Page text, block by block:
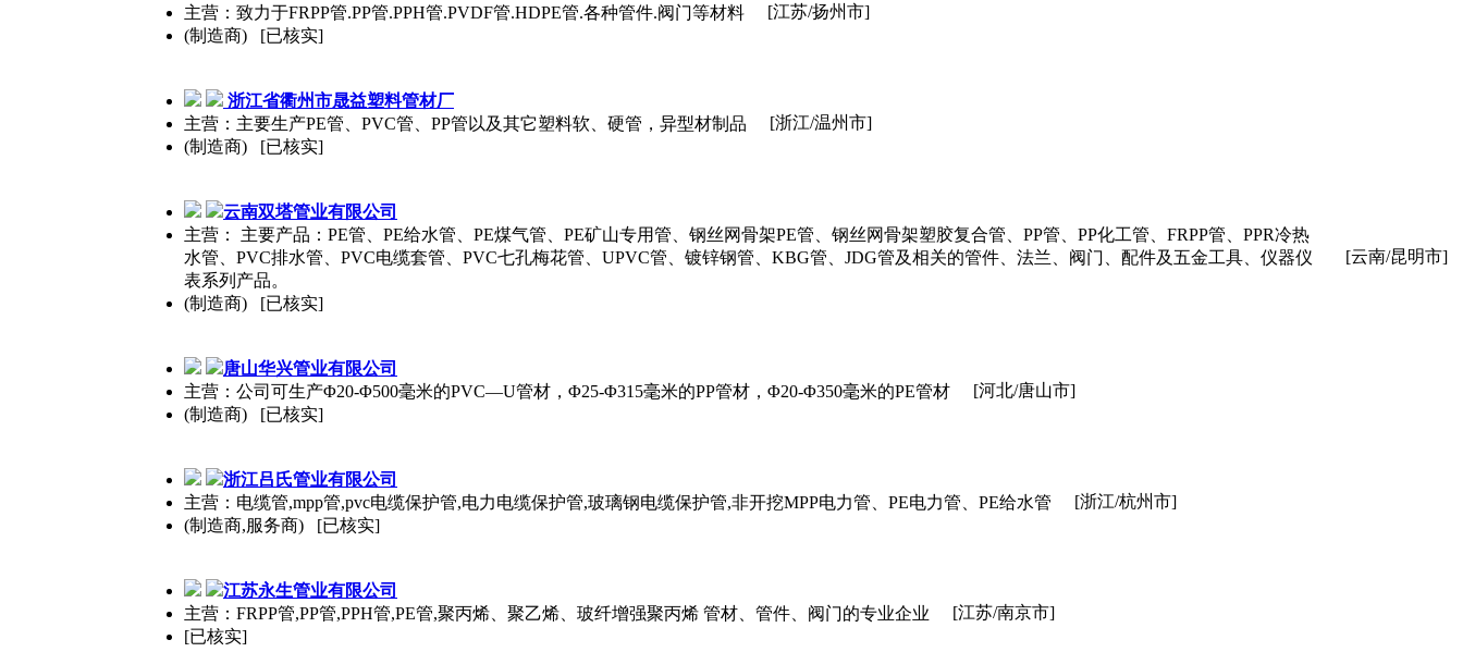
主营：致力于FRPP管.PP管.PPH管.PVDF管.HDPE管.各种管件.阀门等材料
(制造商) [已核实]
[江苏/扬州市]
浙江省衢州市晟益塑料管材厂
主营：主要生产PE管、PVC管、PP管以及其它塑料软、硬管，异型材制品
(制造商) [已核实]
[浙江/温州市]
云南双塔管业有限公司
主营： 主要产品：PE管、PE给水管、PE煤气管、PE矿山专用管、钢丝网骨架PE管、钢丝网骨架塑胶复合管、PP管、PP化工管、FRPP管、PPR冷热
水管、PVC排水管、PVC电缆套管、PVC七孔梅花管、UPVC管、镀锌钢管、KBG管、JDG管及相关的管件、法兰、阀门、配件及五金工具、仪器仪
表系列产品。
(制造商) [已核实]
[云南/昆明市]
唐山华兴管业有限公司
主营：公司可生产Φ20-Φ500毫米的PVC—U管材，Φ25-Φ315毫米的PP管材，Φ20-Φ350毫米的PE管材
(制造商) [已核实]
[河北/唐山市]
浙江吕氏管业有限公司
主营：电缆管,mpp管,pvc电缆保护管,电力电缆保护管,玻璃钢电缆保护管,非开挖MPP电力管、PE电力管、PE给水管
(制造商,服务商) [已核实]
[浙江/杭州市]
江苏永生管业有限公司
主营：FRPP管,PP管,PPH管,PE管,聚丙烯、聚乙烯、玻纤增强聚丙烯 管材、管件、阀门的专业企业
[已核实]
[江苏/南京市]